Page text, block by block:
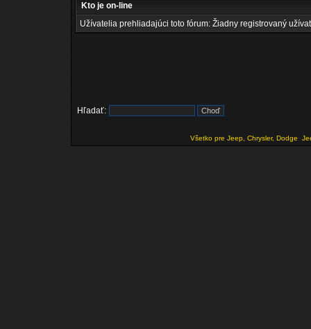
Kto je on-line
Užívatelia prehliadajúci toto fórum: Žiadny registrovaný
Hľadať:
Všetko pre Jeep, Chrysler, Dodge